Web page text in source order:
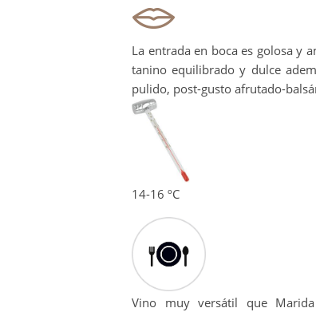
La entrada en boca es golosa y
tanino equilibrado y dulce
pulido, post-gusto afrutado-
14-16 ºC
Vino muy versátil que